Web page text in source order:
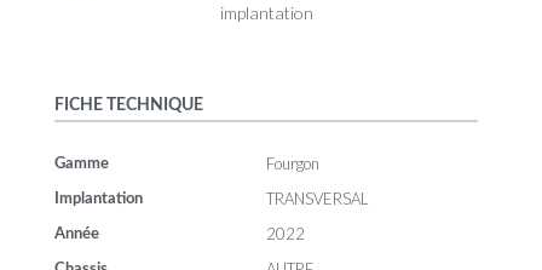
FICHE TECHNIQUE
Gamme Fourgon
Implantation TRANSVERSAL
Année 2022